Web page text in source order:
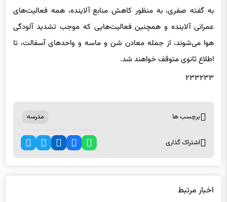
به گفته صفری، به منظور کاهش منابع آلاینده، همه فعالیت‌های
عمرانی آلاینده و همچنین فعالیت‌هایی که موجب تشدید آلودگی
هوا می‌شوند، از جمله معادن شن و ماسه و واحدهای آسفالت، تا
اطلاع ثانوی متوقف خواهند شد.
۲۳۳۲۳۳
برچسب ها مدرسه
اشتراک گذاری
اخبار مرتبط